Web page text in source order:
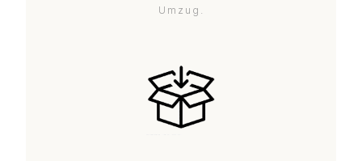
Umzug.